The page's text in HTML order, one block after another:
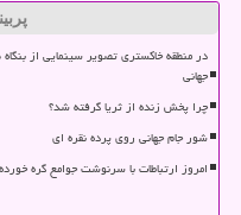
در منطقه خاکستری تصویر سینمایی از
جهانی
چرا پخش زنده از ثریا گرفته شد؟
شور جام جهانی روی پرده نقره ای
امروز ارتباطات با سرنوشت جوامع گره